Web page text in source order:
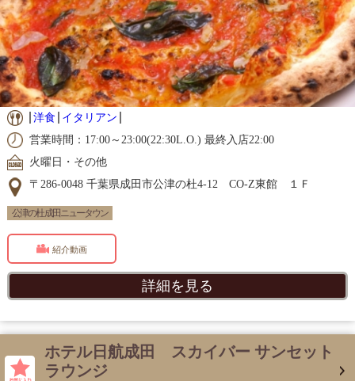
洋食
イタリアン
営業時間：17:00～23:00(22:30L.O.) 最終入店22:00
火曜日・その他
〒286-0048 千葉県成田市公津の杜4-12 CO-Z東館 １Ｆ
公津の杜 成田ニュータウン
紹介動画
詳細を見る
ホテル日航成田 スカイバー サンセット
ラウンジ